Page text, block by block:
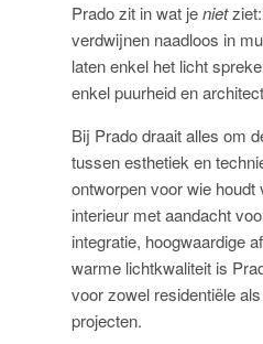
Prado zit in wat jenietziet:
verdwijnen naadloos in
laten enkel het licht
enkel puurheid en
Bij Prado draait alles om
tussen esthetiek en
ontworpen voor wie
interieur met aandacht
integratie, hoogwaardige
warme lichtkwaliteit is
voor zowel residentiële
projecten.